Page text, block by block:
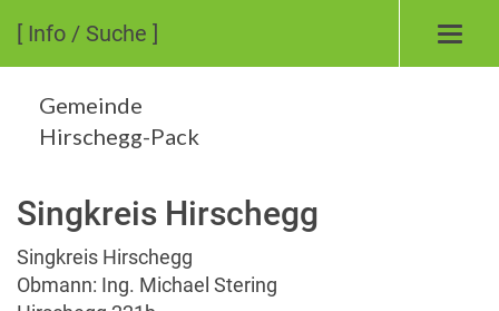
[ Info / Suche ]
Gemeinde
Hirschegg-Pack
Singkreis Hirschegg
Singkreis Hirschegg
Obmann: Ing. Michael Stering